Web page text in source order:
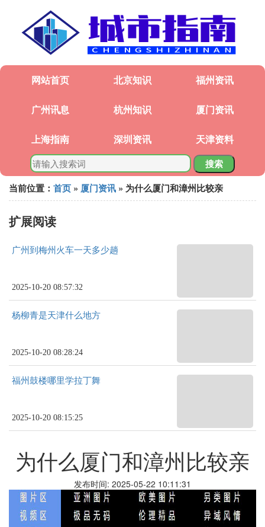
网站首页 北京知识 福州资讯
广州讯息 杭州知识 厦门资讯
上海指南 深圳资讯 天津资料
搜索
当前位置： 首页 » 厦门资讯 » 为什么厦门和漳州比较亲
扩展阅读
广州到梅州火车一天多少趟
2025-10-20 08:57:32
杨柳青是天津什么地方
2025-10-20 08:28:24
福州鼓楼哪里学拉丁舞
2025-10-20 08:15:25
为什么厦门和漳州比较亲
发布时间: 2025-05-22 10:11:31